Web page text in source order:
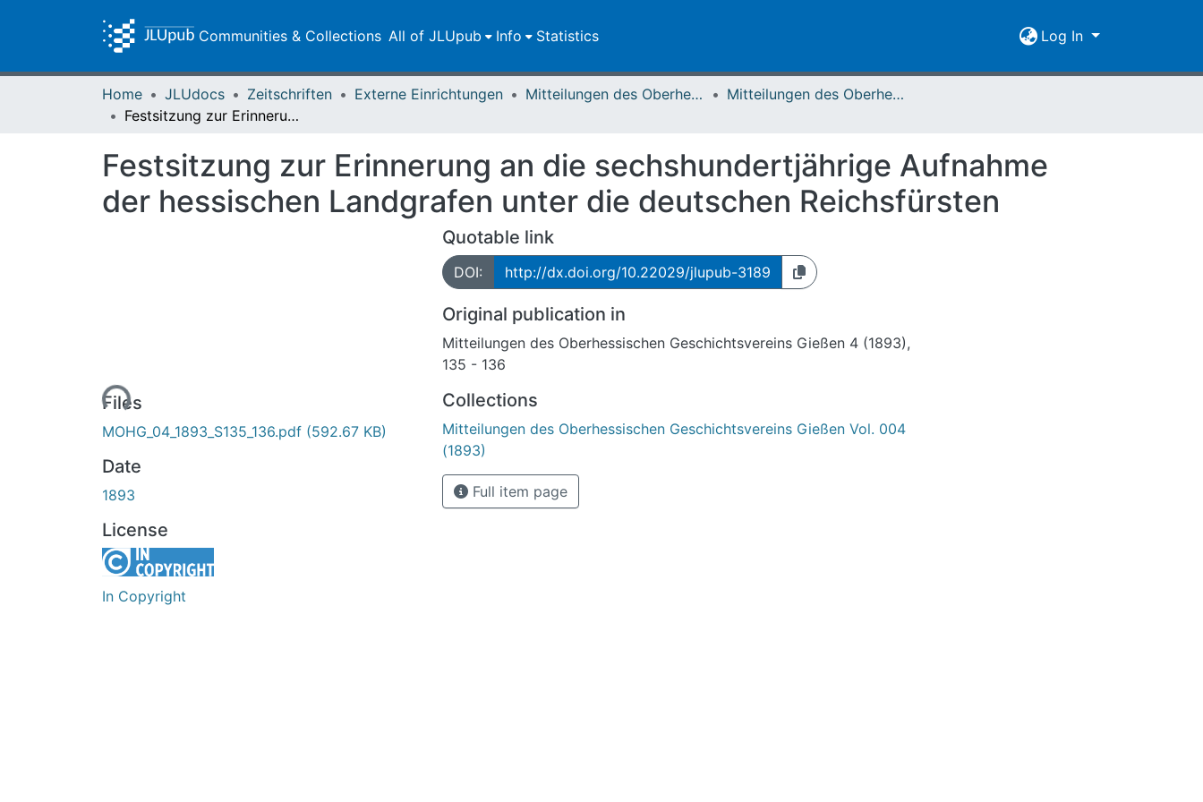
Communities & Collections All of JLUpub Info Statistics Log In
Home JLUdocs Zeitschriften Externe Einrichtungen Mitteilungen des Oberhessischen Geschichtsvereins Gießen
Mitteilungen des Oberhessischen Geschichtsvereins Gießen Vol. 004 (1893)
Festsitzung zur Erinnerung an die sechshundertjährige Aufnahme der hessischen Landgrafen unter die deutschen Reichsfürsten
Festsitzung zur Erinnerung an die sechshundertjährige Aufnahme
der hessischen Landgrafen unter die deutschen Reichsfürsten
Loading...
Files
MOHG_04_1893_S135_136.pdf (592.67 KB)
Date
1893
License
In Copyright
Quotable link
DOI: http://dx.doi.org/10.22029/jlupub-3189
Original publication in
Mitteilungen des Oberhessischen Geschichtsvereins Gießen 4 (1893),
135 - 136
Collections
Mitteilungen des Oberhessischen Geschichtsvereins Gießen Vol. 004
(1893)
Full item page